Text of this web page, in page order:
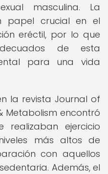
masculina. La
papel crucial en el
eréctil, por lo que
de esta
para una vida
la revista Journal of
Metabolism encontró
ejercicio
más altos de
con aquellos
Además, el